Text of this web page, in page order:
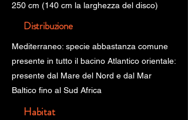
250 cm (140 cm la larghezza del disco)
Distribuzione
Mediterraneo: specie abbastanza comune
presente in tutto il bacino Atlantico orientale:
presente dal Mare del Nord e dal Mar
Baltico fino al Sud Africa
Habitat